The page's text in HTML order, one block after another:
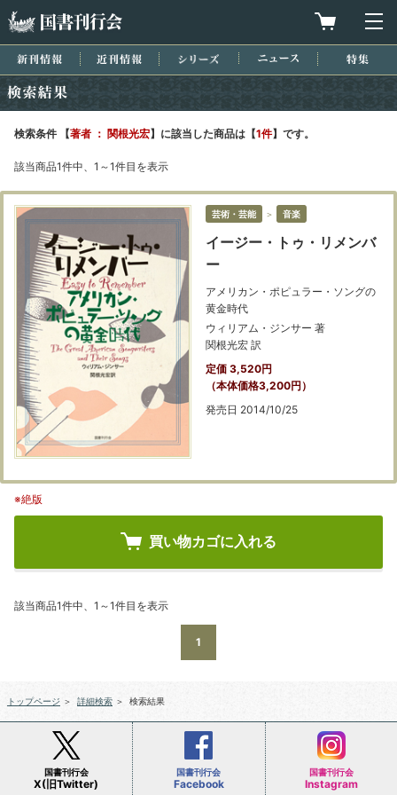
買物カゴを
新刊情報 近刊情報 シリーズ ニュース
検索条件 【著者 ： 関根光宏】に該当した商品は【1件】です。
該当商品1件中、1～1件目を表示
芸術・芸能 ＞ 音楽
イージー・トゥ・リメンバ
ー
アメリカン・ポピュラー・ソングの
黄金時代
ウィリアム・ジンサー 著
関根光宏 訳
定価 3,520円
（本体価格3,200円）
発売日 2014/10/25
※絶版
買い物カゴに入れる
該当商品1件中、1～1件目を表示
1
トップページ ＞ 詳細検索 ＞ 検索結果
国書刊行会
X(旧Twitter)
国書刊行会
Facebook
国書刊行会
Instagram